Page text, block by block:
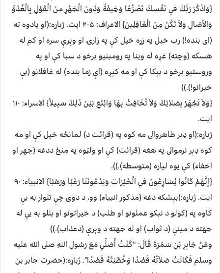
{وَاذْكُرْ رَبَّكَ فِي نَفْسِكَ تَضَرُّعًا وَخِيفَةً وَدُونَ الْجَهْرِ مِنَ الْقَوْلِ بِالْغُدُوِّ
وَالآَصَالِ وَلاَ تَكُنْ مِنَ الْغَافِلِينَ} الاعراف: ۲۰۵ ايت. ژباړه:(او يادوه ته
(اى بنده!) رب خبل په زړه خپل كې په زارۍ او وېرې سره او كم له
هسكه (وچته) غږه له وينا په ړومبنيو برخو د سبا كې او په
وروستيو برخو د بېګا كې او مه كېږه (اې زما بنده) له غافلانو (بې
خبرانو!).))
{وَلاَ تَجْهَرْ بِصَلاتِكَ وَلاَ تُخَافِتْ بِهَا وَابْتَغِ بَيْنَ ذَلِكَ سَبِيلاً} الاسراء: ۱۱۰
ايت.
ژباړه:(او ډېر ظاهروالى مه كوه په (قرائت د) لمانځه خپل كې او مه
كوه ډېر نرموالى په هغه (قرائت) كې او ولټوه په منځ ددغه (جهر او
اخفاء) كې يوه لياره (متوسطه).)).
{إِنَّهُمْ كَانُوا يُسَارِعُونَ فِي الْخَيْرَاتِ وَيَدْعُونَنَا رَغَبًا وَرَهَبًا} الانبياء: ۹۰
ايت. ژباړه:(بېشكه دغه (مذكور انبياء) وو، د دوى چې تلوار به يې
كاوه په (كولو د نېكو عملونو او طلب) د خيراتونو او بللو به يې له
جهته د مينې (د ثواب) او له جهته د وېرې (دعذاب).))
وعَنْ جَابِرِ بْنِ سَمُرَةَ قَالَ: “كُنْتُ أُصَلِّي مَعَ رَسُولِ اللهِ صلى الله عليه
وسلم فَكَانَتْ صَلاَتُهُ قَصْدًا وَخُطْبَتُهُ قَصْدًا”. ژباړه:(حضرت جابر بن